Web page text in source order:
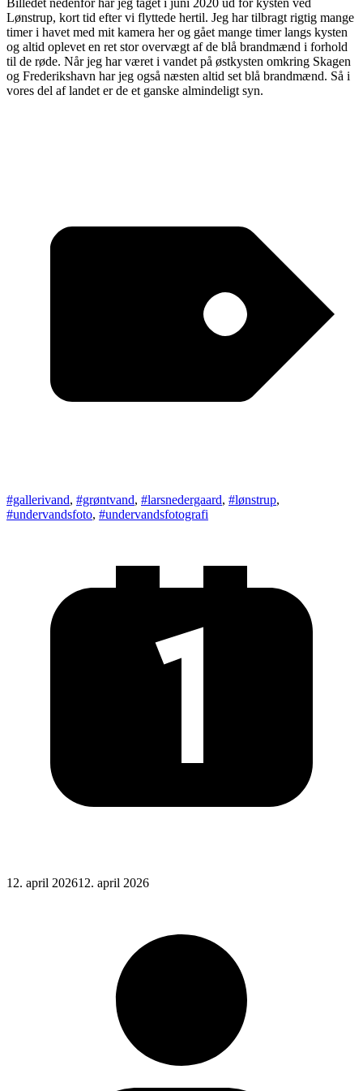
Lønstrup, kort tid efter vi flyttede hertil. Jeg har tilbragt rigtig mange
timer i havet med mit kamera her og gået mange timer langs kysten
og altid oplevet en ret stor overvægt af de blå brandmænd i forhold
til de røde. Når jeg har været i vandet på østkysten omkring Skagen
og Frederikshavn har jeg også næsten altid set blå brandmænd. Så i
vores del af landet er de et ganske almindeligt syn.
#gallerivand, #grøntvand, #larsnedergaard, #lønstrup,
#undervandsfoto, #undervandsfotografi
Posted
12. april 202612. april 2026